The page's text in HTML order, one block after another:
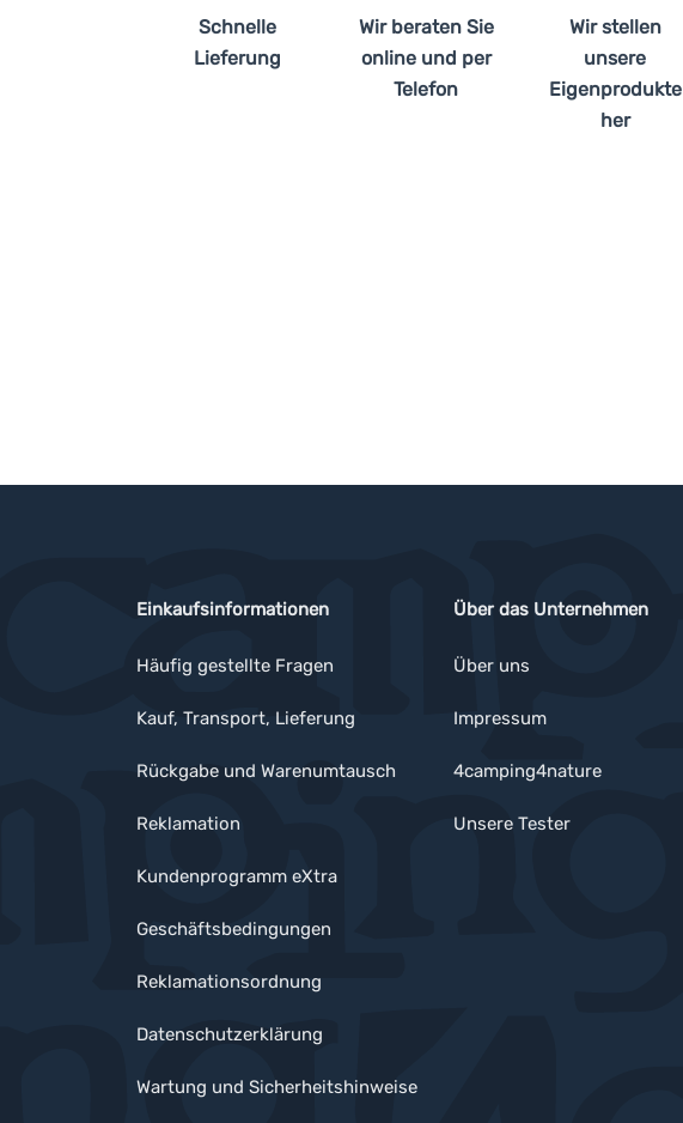
Schnelle
Lieferung
Wir beraten Sie
online und per
Telefon
Wir stellen
unsere
Eigenprodukte
her
Einkaufsinformationen
Häufig gestellte Fragen
Kauf, Transport, Lieferung
Rückgabe und Warenumtausch
Reklamation
Kundenprogramm eXtra
Geschäftsbedingungen
Reklamationsordnung
Datenschutzerklärung
Wartung und Sicherheitshinweise
Über das Unternehmen
Über uns
Impressum
4camping4nature
Unsere Tester